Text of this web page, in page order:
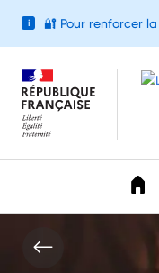
i 🔐 Pour renforcer